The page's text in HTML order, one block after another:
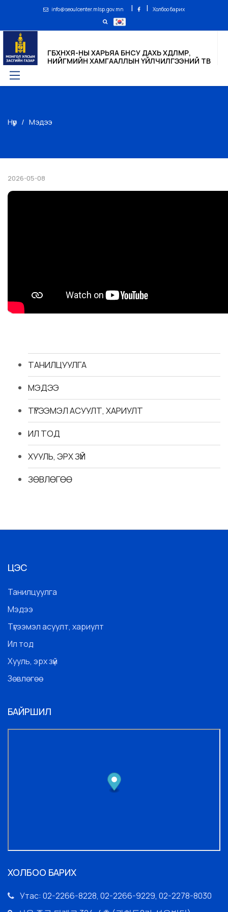
info@seoulcenter.mlsp.gov.mn | | Холбоо барих
ГБХНХЯ-НЫ ХАРЬЯА БНСУ ДАХЬ ХӨДӨЛМӨР,
НИЙГМИЙН ХАМГААЛЛЫН ҮЙЛЧИЛГЭЭНИЙ ТӨВ
Нүүр Мэдээ
2026-05-08
ТАНИЛЦУУЛГА
МЭДЭЭ
ТҮГЭЭМЭЛ АСУУЛТ, ХАРИУЛТ
ИЛ ТОД
ХУУЛЬ, ЭРХ ЗҮЙ
ЗӨВЛӨГӨӨ
ЦЭС
Танилцуулга
Мэдээ
Түгээмэл асуулт, хариулт
Ил тод
Хууль, эрх зүй
Зөвлөгөө
БАЙРШИЛ
ХОЛБОО БАРИХ
Утас: 02-2266-8228, 02-2266-9229, 02-2278-8030